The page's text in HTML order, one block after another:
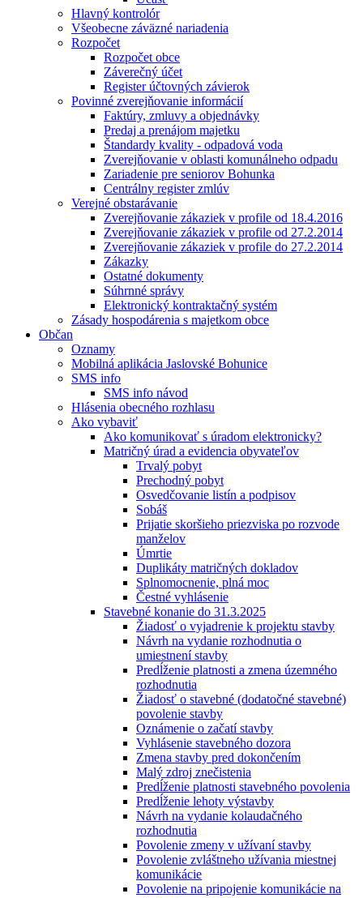
Hlavný kontrolór
Všeobecne záväzné nariadenia
Rozpočet
Rozpočet obce
Záverečný účet
Register účtovných závierok
Povinné zverejňovanie informácií
Faktúry, zmluvy a objednávky
Predaj a prenájom majetku
Štandardy kvality - odpadová voda
Zverejňovanie v oblasti komunálneho odpadu
Zariadenie pre seniorov Bohunka
Centrálny register zmlúv
Verejné obstarávanie
Zverejňovanie zákaziek v profile od 18.4.2016
Zverejňovanie zákaziek v profile od 27.2.2014
Zverejňovanie zákaziek v profile do 27.2.2014
Zákazky
Ostatné dokumenty
Súhrnné správy
Elektronický kontraktačný systém
Zásady hospodárenia s majetkom obce
Občan
Oznamy
Mobilná aplikácia Jaslovské Bohunice
SMS info
SMS info návod
Hlásenia obecného rozhlasu
Ako vybaviť
Ako komunikovať s úradom elektronicky?
Matričný úrad a evidencia obyvateľov
Trvalý pobyt
Prechodný pobyt
Osvedčovanie listín a podpisov
Sobáš
Prijatie skoršieho priezviska po rozvode
manželov
Úmrtie
Duplikáty matričných dokladov
Splnomocnenie, plná moc
Čestné vyhlásenie
Stavebné konanie do 31.3.2025
Žiadosť o vyjadrenie k projektu stavby
Návrh na vydanie rozhodnutia o
umiestnení stavby
Predĺženie platnosti a zmena územného
rozhodnutia
Žiadosť o stavebné (dodatočné stavebné)
povolenie stavby
Oznámenie o začatí stavby
Vyhlásenie stavebného dozora
Zmena stavby pred dokončením
Malý zdroj znečistenia
Predĺženie platnosti stavebného povolenia
Predĺženie lehoty výstavby
Návrh na vydanie kolaudačného
rozhodnutia
Povolenie zmeny v užívaní stavby
Povolenie zvláštneho užívania miestnej
komunikácie
Povolenie na pripojenie komunikácie na